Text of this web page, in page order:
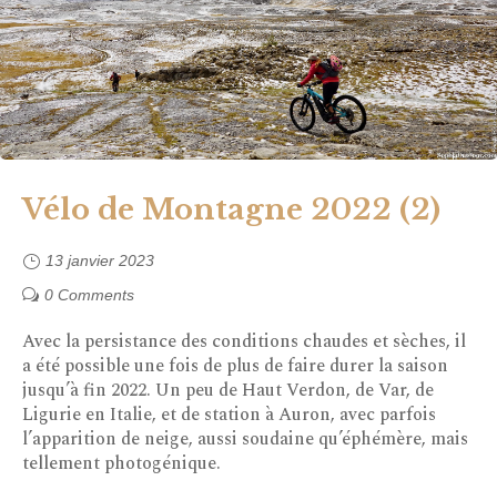
Vélo de Montagne 2022 (2)
13 janvier 2023
0 Comments
Avec la persistance des conditions chaudes et sèches, il
a été possible une fois de plus de faire durer la saison
jusqu’à fin 2022. Un peu de Haut Verdon, de Var, de
Ligurie en Italie, et de station à Auron, avec parfois
l’apparition de neige, aussi soudaine qu’éphémère, mais
tellement photogénique.